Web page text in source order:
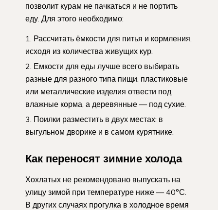
позволит курам не пачкаться и не портить
еду. Для этого необходимо:
Рассчитать ёмкости для питья и кормления,
исходя из количества живущих кур.
Емкости для еды лучше всего выбирать
разные для разного типа пищи: пластиковые
или металлические изделия отвести под
влажные корма, а деревянные — под сухие.
Поилки разместить в двух местах: в
выгульном дворике и в самом курятнике.
Как переносят зимние холода
Хохлатых не рекомендовано выпускать на
улицу зимой при температуре ниже — 40°С.
В других случаях прогулка в холодное время